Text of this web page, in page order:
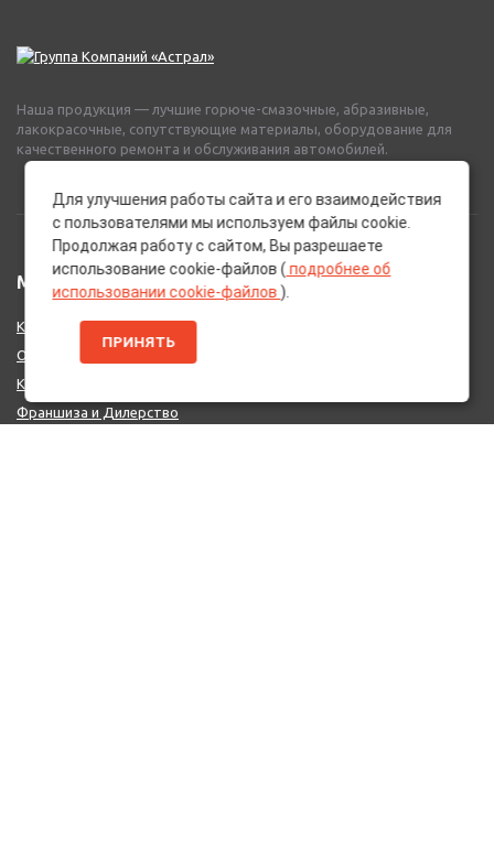
Наша продукция — лучшие горюче-смазочные, абразивные,
лакокрасочные, сопутствующие материалы, оборудование для
качественного ремонта и обслуживания автомобилей.
МЕНЮ
Каталог Брендов
О нас
Контакты
Франшиза и Дилерство
Для улучшения работы сайта и его взаимодействия
с пользователями мы используем файлы cookie.
Продолжая работу с сайтом, Вы разрешаете
использование cookie-файлов ( подробнее об
использовании cookie-файлов ).
ПРИНЯТЬ